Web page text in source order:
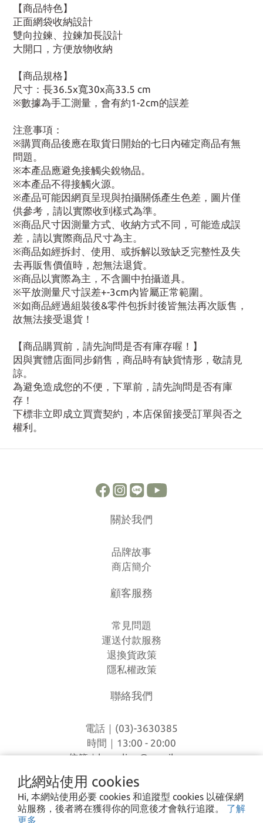
此網站使用 cookies
Hi, 本網站使用必要 cookies 和追蹤型 cookies 以確保網
站服務，後者將在獲得你的同意後才會執行追蹤。 了解
更多
【商品特色】
正面網袋收納設計
雙向拉鍊、拉鍊加長設計
大開口，方便放物收納
【商品規格】
尺寸：長36.5x寬30x高33.5 cm
※數據為手工測量，會有約1-2cm的誤差
注意事項：
※購買商品後應在取貨日開始的七日內確定商品有無
問題。
※本產品應避免接觸尖銳物品。
※本產品不得接觸火源。
※產品可能因網頁呈現與拍攝關係產生色差，圖片僅
供參考，請以實際收到樣式為準。
※商品尺寸因測量方式、收納方式不同，可能造成誤
差，請以實際商品尺寸為主。
※商品如經拆封、使用、或拆解以致缺乏完整性及失
去再販售價值時，恕無法退貨。
※商品以實際為主，不含圖中拍攝道具。
※平放測量尺寸誤差+-3cm內皆屬正常範圍。
※如商品經過組裝後&零件包拆封後皆無法再次販售，
故無法接受退貨！
【商品購買前，請先詢問是否有庫存喔！】
因與實體店面同步銷售，商品時有缺貨情形，敬請見
諒。
為避免造成您的不便，下單前，請先詢問是否有庫
存！
下標非立即成立買賣契約，本店保留接受訂單與否之
權利。
關於我們
品牌故事
商店簡介
顧客服務
常見問題
運送付款服務
退換貨政策
隱私權政策
聯絡我們
電話｜(03)-3630385
時間｜13:00 - 20:00
信箱｜loverlien@gmail.com
地址｜桃園市八德區和平路1168巷7號
I CA PING ©2023 愛露愛玩 All rights reserved.